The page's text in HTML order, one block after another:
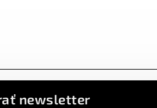
newsletter